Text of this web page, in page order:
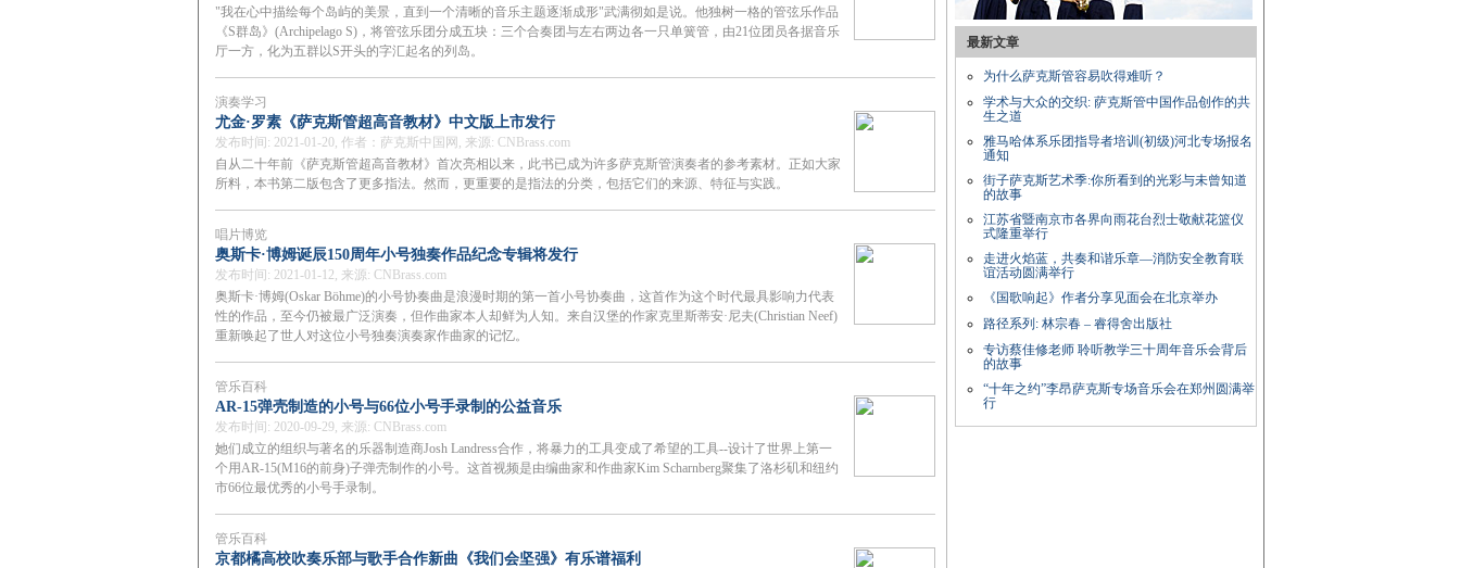
"我在心中描绘每个岛屿的美景，直到一个清晰的音乐主题逐渐成形"武满彻如是说。他独树一格的管弦乐作品
《S群岛》(Archipelago S)，将管弦乐团分成五块：三个合奏团与左右两边各一只单簧管，由21位团员各据音乐
厅一方，化为五群以S开头的字汇起名的列岛。
演奏学习
尤金·罗素《萨克斯管超高音教材》中文版上市发行
发布时间: 2021-01-20, 作者：萨克斯中国网, 来源: CNBrass.com
自从二十年前《萨克斯管超高音教材》首次亮相以来，此书已成为许多萨克斯管演奏者的参考素材。正如大家
所料，本书第二版包含了更多指法。然而，更重要的是指法的分类，包括它们的来源、特征与实践。
唱片博览
奥斯卡·博姆诞辰150周年小号独奏作品纪念专辑将发行
发布时间: 2021-01-12, 来源: CNBrass.com
奥斯卡·博姆(Oskar Böhme)的小号协奏曲是浪漫时期的第一首小号协奏曲，这首作为这个时代最具影响力代表
性的作品，至今仍被最广泛演奏，但作曲家本人却鲜为人知。来自汉堡的作家克里斯蒂安·尼夫(Christian Neef)
重新唤起了世人对这位小号独奏演奏家作曲家的记忆。
管乐百科
AR-15弹壳制造的小号与66位小号手录制的公益音乐
发布时间: 2020-09-29, 来源: CNBrass.com
她们成立的组织与著名的乐器制造商Josh Landress合作，将暴力的工具变成了希望的工具--设计了世界上第一
个用AR-15(M16的前身)子弹壳制作的小号。这首视频是由编曲家和作曲家Kim Scharnberg聚集了洛杉矶和纽约
市66位最优秀的小号手录制。
管乐百科
京都橘高校吹奏乐部与歌手合作新曲《我们会坚强》有乐谱福利
最新文章
为什么萨克斯管容易吹得难听？
学术与大众的交织: 萨克斯管中国作品创作的共
生之道
雅马哈体系乐团指导者培训(初级)河北专场报名
通知
街子萨克斯艺术季:你所看到的光彩与未曾知道
的故事
江苏省暨南京市各界向雨花台烈士敬献花篮仪
式隆重举行
走进火焰蓝，共奏和谐乐章—消防安全教育联
谊活动圆满举行
《国歌响起》作者分享见面会在北京举办
路径系列: 林宗春 – 睿得舍出版社
专访蔡佳修老师 聆听教学三十周年音乐会背后
的故事
“十年之约”李昂萨克斯专场音乐会在郑州圆满举
行